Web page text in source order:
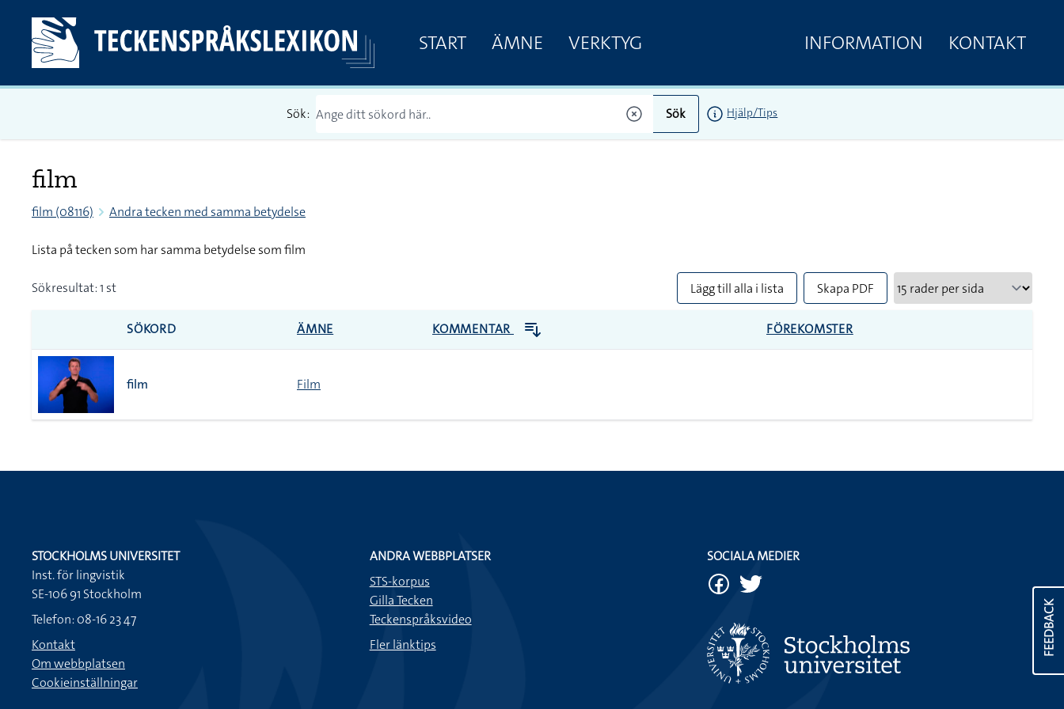
START ÄMNE VERKTYG INFORMATION KONTAKT
Sök: Sök Hjälp/Tips
film
film (08116) Andra tecken med samma betydelse
Lista på tecken som har samma betydelse som film
Sökresultat: 1 st Lägg till alla i lista Skapa PDF
SÖKORD ÄMNE KOMMENTAR FÖREKOMSTER
film Film
FEEDBACK
STOCKHOLMS UNIVERSITET
Inst. för lingvistik
SE-106 91 Stockholm
Telefon: 08-16 23 47
Kontakt
Om webbplatsen
Cookieinställningar
ANDRA WEBBPLATSER
STS-korpus
Gilla Tecken
Teckenspråksvideo
Fler länktips
SOCIALA MEDIER